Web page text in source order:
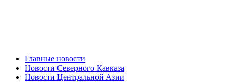
Главные новости
Новости Северного Кавказа
Новости Центральной Азии